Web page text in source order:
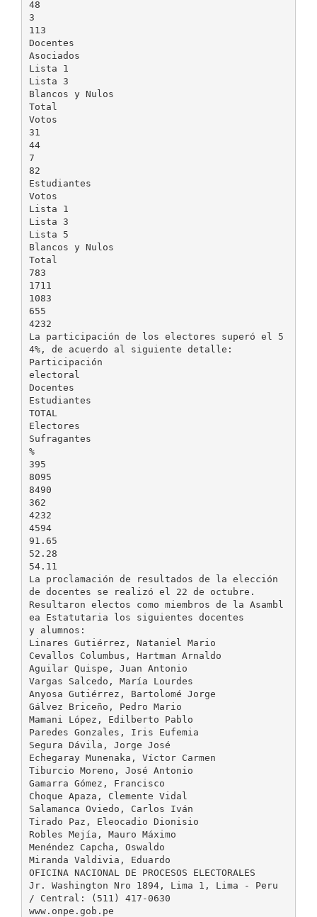
48
3
113
Docentes
Asociados
Lista 1
Lista 3
Blancos y Nulos
Total
Votos
31
44
7
82
Estudiantes
Votos
Lista 1
Lista 3
Lista 5
Blancos y Nulos
Total
783
1711
1083
655
4232
La participación de los electores superó el 5
4%, de acuerdo al siguiente detalle:
Participación
electoral
Docentes
Estudiantes
TOTAL
Electores
Sufragantes
%
395
8095
8490
362
4232
4594
91.65
52.28
54.11
La proclamación de resultados de la elección
de docentes se realizó el 22 de octubre.
Resultaron electos como miembros de la Asambl
ea Estatutaria los siguientes docentes
y alumnos:
Linares Gutiérrez, Nataniel Mario
Cevallos Columbus, Hartman Arnaldo
Aguilar Quispe, Juan Antonio
Vargas Salcedo, María Lourdes
Anyosa Gutiérrez, Bartolomé Jorge
Gálvez Briceño, Pedro Mario
Mamani López, Edilberto Pablo
Paredes Gonzales, Iris Eufemia
Segura Dávila, Jorge José
Echegaray Munenaka, Víctor Carmen
Tiburcio Moreno, José Antonio
Gamarra Gómez, Francisco
Choque Apaza, Clemente Vidal
Salamanca Oviedo, Carlos Iván
Tirado Paz, Eleocadio Dionisio
Robles Mejía, Mauro Máximo
Menéndez Capcha, Oswaldo
Miranda Valdivia, Eduardo
OFICINA NACIONAL DE PROCESOS ELECTORALES
Jr. Washington Nro 1894, Lima 1, Lima - Peru
/ Central: (511) 417-0630
www.onpe.gob.pe